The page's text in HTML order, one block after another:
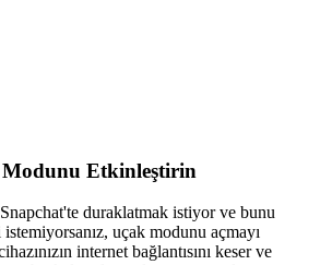
Etkinleştirin
duraklatmak istiyor ve bunu
istemiyorsanız, uçak modunu açmayı
internet bağlantısını keser ve